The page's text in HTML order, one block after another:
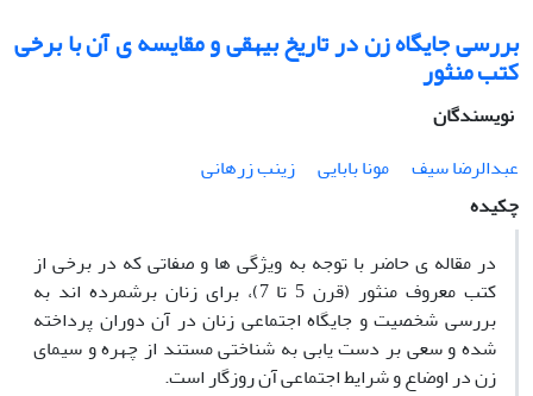
بررسی جایگاه زن در تاریخ بیهقی و مقایسه ی آن با برخی
کتب منثور
نویسندگان
عبدالرضا سیف
مونا بابایی
زینب زرهانی
چکیده
در مقاله ی حاضر با توجه به ویژگی ها و صفاتی که در برخی از
کتب معروف منثور (قرن 5 تا 7)، برای زنان برشمرده اند به
بررسی شخصیت و جایگاه اجتماعی زنان در آن دوران پرداخته
شده و سعی بر دست یابی به شناختی مستند از چهره و سیمای
زن در اوضاع و شرایط اجتماعی آن روزگار است.